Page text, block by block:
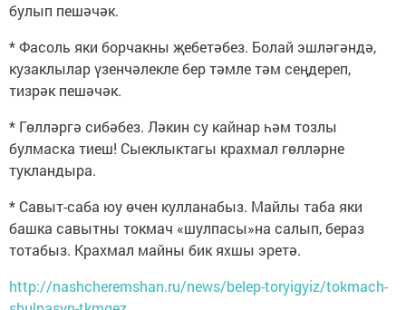
булып пешәчәк.
* Фасоль яки борчакны җебетәбез. Болай эшләгәндә,
кузаклылар үзенчәлекле бер тәмле тәм сеңдереп,
тизрәк пешәчәк.
* Гөлләргә сибәбез. Ләкин су кайнар һәм тозлы
булмаска тиеш! Сыеклыктагы крахмал гөлләрне
тукландыра.
* Савыт-саба юу өчен кулланабыз. Майлы таба яки
башка савытны токмач «шулпасы»на салып, бераз
тотабыз. Крахмал майны бик яхшы эретә.
http://nashcheremshan.ru/news/belep-toryigyiz/tokmach-